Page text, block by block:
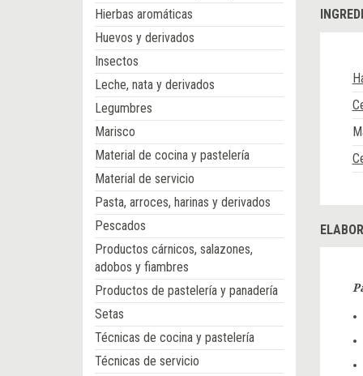
Hierbas aromáticas
Huevos y derivados
Insectos
Leche, nata y derivados
Legumbres
Marisco
Material de cocina y pastelería
Material de servicio
Pasta, arroces, harinas y derivados
Pescados
Productos cárnicos, salazones,
adobos y fiambres
Productos de pastelería y panadería
Setas
Técnicas de cocina y pastelería
Técnicas de servicio